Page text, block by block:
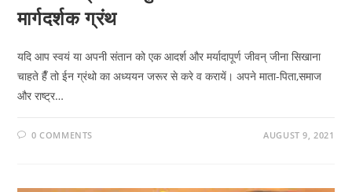
मार्गदर्शक ग्रंथ
यदि आप स्वयं या अपनी संतान को एक आदर्श और मर्यादापूर्ण जीवन् जीना सिखाना
चाहते हैँ तो ईन ग्रंथो का अध्ययन जरूर से करे व करायें। अपने माता-पिता,समाज
और राष्ट्र…
0 COMMENTS AUGUST 9, 2021